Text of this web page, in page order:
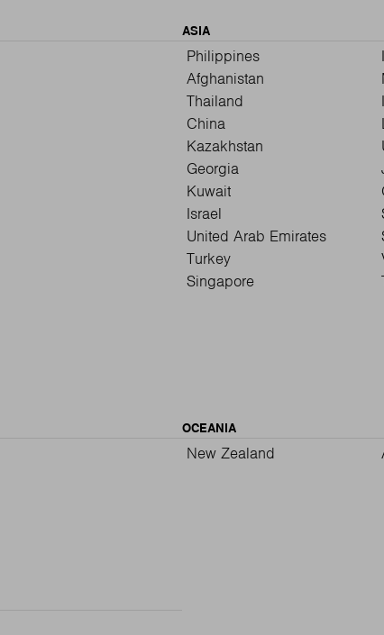
ASIA
Philippines
Afghanistan
Thailand
China
Kazakhstan
Georgia
Kuwait
Israel
United Arab Emirates
Turkey
Singapore
OCEANIA
New Zealand